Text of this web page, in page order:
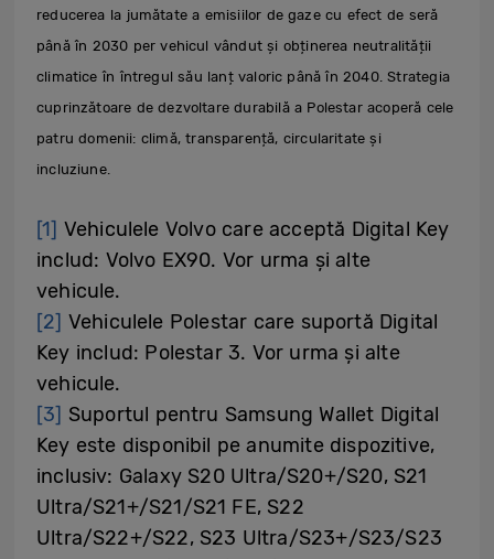
reducerea la jumătate a emisiilor de gaze cu efect de seră
până în 2030 per vehicul vândut și obținerea neutralității
climatice în întregul său lanț valoric până în 2040. Strategia
cuprinzătoare de dezvoltare durabilă a Polestar acoperă cele
patru domenii: climă, transparență, circularitate și
incluziune.
[1] Vehiculele Volvo care acceptă Digital Key
includ: Volvo EX90. Vor urma și alte
vehicule.
[2] Vehiculele Polestar care suportă Digital
Key includ: Polestar 3. Vor urma și alte
vehicule.
[3] Suportul pentru Samsung Wallet Digital
Key este disponibil pe anumite dispozitive,
inclusiv: Galaxy S20 Ultra/S20+/S20, S21
Ultra/S21+/S21/S21 FE, S22
Ultra/S22+/S22, S23 Ultra/S23+/S23/S23